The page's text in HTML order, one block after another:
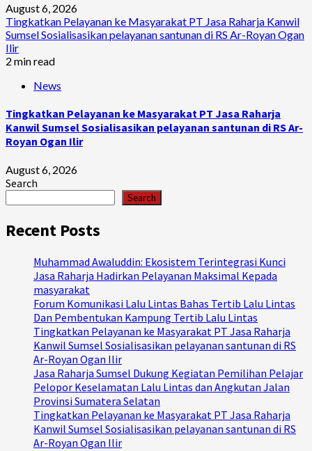
August 6, 2026
Tingkatkan Pelayanan ke Masyarakat PT Jasa Raharja Kanwil
Sumsel Sosialisasikan pelayanan santunan di RS Ar-Royan Ogan
Ilir
2 min read
News
Tingkatkan Pelayanan ke Masyarakat PT Jasa Raharja
Kanwil Sumsel Sosialisasikan pelayanan santunan di RS Ar-
Royan Ogan Ilir
August 6, 2026
Search
Search
Recent Posts
Muhammad Awaluddin: Ekosistem Terintegrasi Kunci
Jasa Raharja Hadirkan Pelayanan Maksimal Kepada
masyarakat
Forum Komunikasi Lalu Lintas Bahas Tertib Lalu Lintas
Dan Pembentukan Kampung Tertib Lalu Lintas
Tingkatkan Pelayanan ke Masyarakat PT Jasa Raharja
Kanwil Sumsel Sosialisasikan pelayanan santunan di RS
Ar-Royan Ogan Ilir
Jasa Raharja Sumsel Dukung Kegiatan Pemilihan Pelajar
Pelopor Keselamatan Lalu Lintas dan Angkutan Jalan
Provinsi Sumatera Selatan
Tingkatkan Pelayanan ke Masyarakat PT Jasa Raharja
Kanwil Sumsel Sosialisasikan pelayanan santunan di RS
Ar-Royan Ogan Ilir